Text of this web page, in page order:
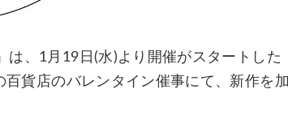
、1月19日(水)より開催がスタートした
貨店のバレンタイン催事にて、新作を加